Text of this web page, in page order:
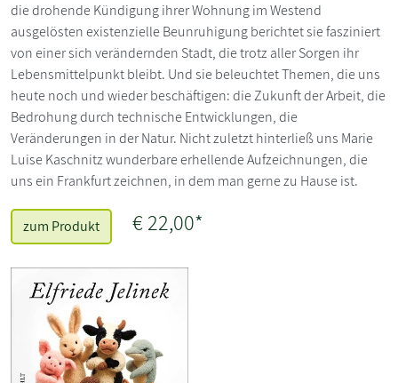
die drohende Kündigung ihrer Wohnung im Westend
ausgelösten existenzielle Beunruhigung berichtet sie fasziniert
von einer sich verändernden Stadt, die trotz aller Sorgen ihr
Lebensmittelpunkt bleibt. Und sie beleuchtet Themen, die uns
heute noch und wieder beschäftigen: die Zukunft der Arbeit, die
Bedrohung durch technische Entwicklungen, die
Veränderungen in der Natur. Nicht zuletzt hinterließ uns Marie
Luise Kaschnitz wunderbare erhellende Aufzeichnungen, die
uns ein Frankfurt zeichnen, in dem man gerne zu Hause ist.
zum Produkt € 22,00*